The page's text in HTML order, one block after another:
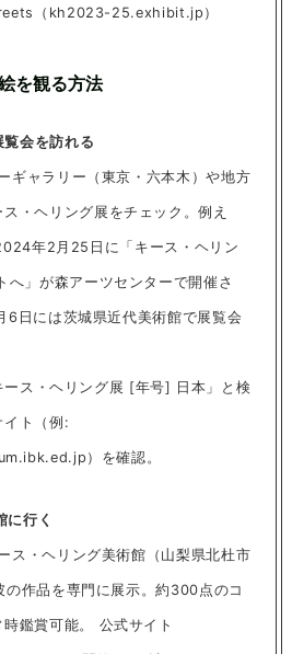
（kh2023-25.exhibit.jp）
を観る方法
会を訪れる
ギャラリー（東京・六本木）や地方
・ヘリング展をチェック。例え
年2月25日に「キース・ヘリン
へ」が森アーツセンターで開催さ
日には茨城県近代美術館で展覧会
ス・ヘリング展 [年号] 日本」と検
イト（例:
）を確認。
に行く
ス・ヘリング美術館（山梨県北杜市
作品を専門に展示。約300点のコ
鑑賞可能。 公式サイト